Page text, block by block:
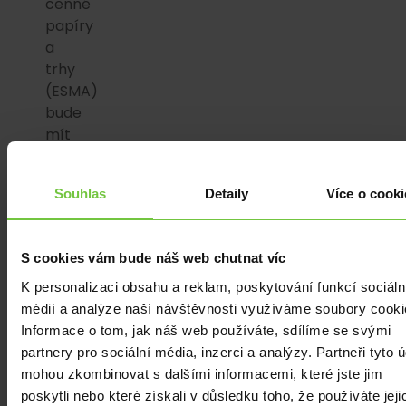
Souhlas Detaily Více o
S cookies vám bude náš web chutnat víc
K personalizaci obsahu a reklam, poskytování funkcí
médií a analýze naší návštěvnosti využíváme soubory
Informace o tom, jak náš web používáte, sdílíme se svými
partnery pro sociální média, inzerci a analýzy. Partneři tyto
mohou zkombinovat s dalšími informacemi, které jste jim
poskytli nebo které získali v důsledku toho, že používáte
papíry
a
trhy
(ESMA)
bude
mít
omezit
nebo
kryptoplatformy,
pokud
zjistí,
že
ohrožují
integritu
trhu